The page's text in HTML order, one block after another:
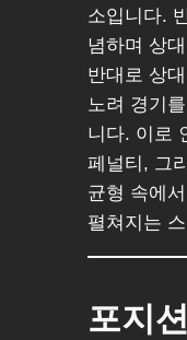
소입니다.
념하며 상
반대로 상
노려 경기
니다. 이로
페널티, 그
균형 속에
펼쳐지는
포지